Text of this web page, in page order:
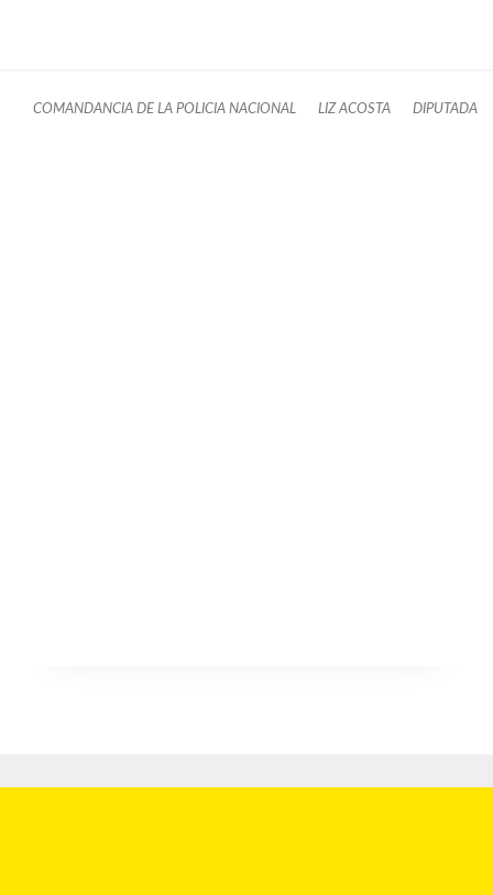
COMANDANCIA DE LA POLICIA NACIONAL LIZ ACOSTA DIPUTADA